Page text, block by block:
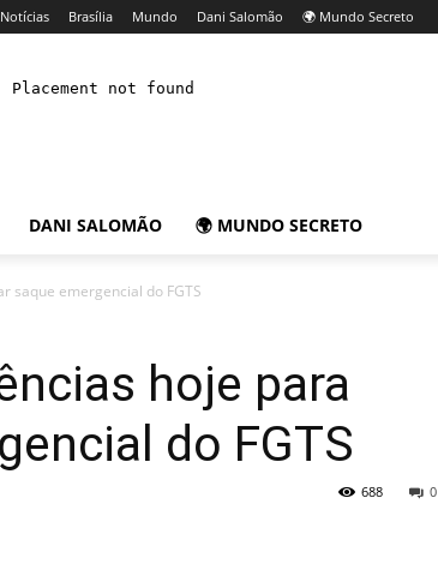
Notícias Brasília Mundo Dani Salomão 🌍 Mundo Secreto
DANI SALOMÃO 🌍 MUNDO SECRETO
saque emergencial do FGTS
hoje para
do FGTS
0
688